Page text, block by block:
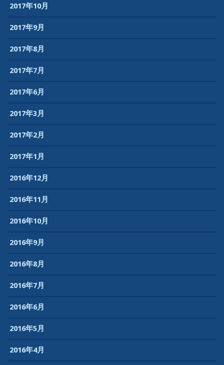
2017年10月
2017年9月
2017年8月
2017年7月
2017年6月
2017年3月
2017年2月
2017年1月
2016年12月
2016年11月
2016年10月
2016年9月
2016年8月
2016年7月
2016年6月
2016年5月
2016年4月